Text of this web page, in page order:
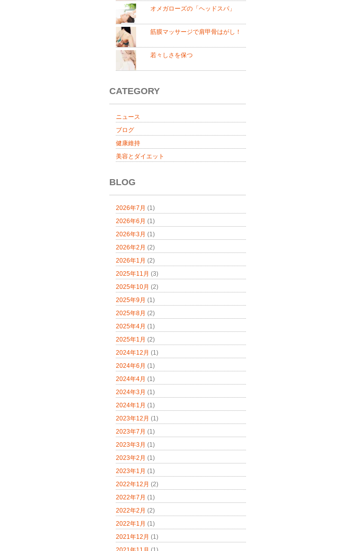
オメガローズの「ヘッドスパ」
筋膜マッサージで肩甲骨はがし！
若々しさを保つ
CATEGORY
ニュース
ブログ
健康維持
美容とダイエット
BLOG
2026年7月 (1)
2026年6月 (1)
2026年3月 (1)
2026年2月 (2)
2026年1月 (2)
2025年11月 (3)
2025年10月 (2)
2025年9月 (1)
2025年8月 (2)
2025年4月 (1)
2025年1月 (2)
2024年12月 (1)
2024年6月 (1)
2024年4月 (1)
2024年3月 (1)
2024年1月 (1)
2023年12月 (1)
2023年7月 (1)
2023年3月 (1)
2023年2月 (1)
2023年1月 (1)
2022年12月 (2)
2022年7月 (1)
2022年2月 (2)
2022年1月 (1)
2021年12月 (1)